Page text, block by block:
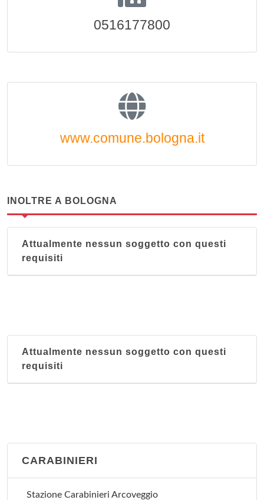
0516177800
www.comune.bologna.it
INOLTRE A BOLOGNA
Attualmente nessun soggetto con questi
requisiti
Attualmente nessun soggetto con questi
requisiti
CARABINIERI
Stazione Carabinieri Arcoveggio